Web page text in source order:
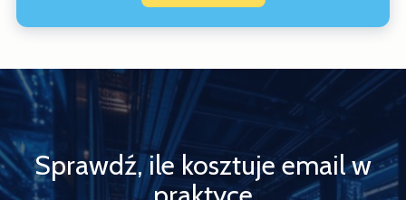
Sprawdź, ile kosztuje email w